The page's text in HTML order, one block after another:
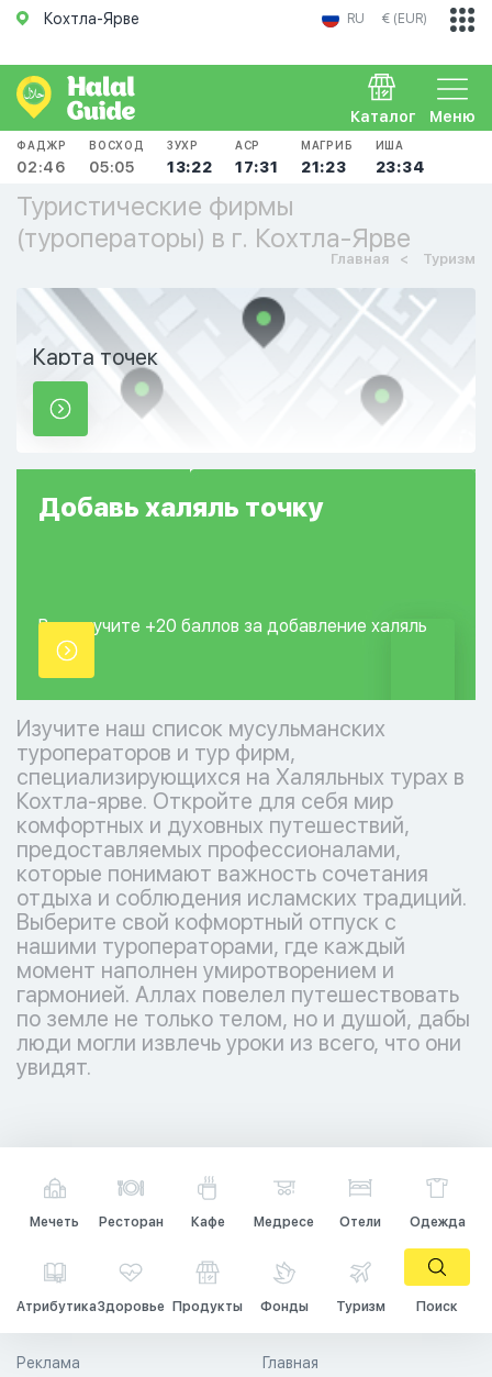
Кохтла-Ярве RU € (EUR)
Меню
Каталог
ФАДЖР
02:46
ВОСХОД
05:05
ЗУХР
13:22
АСР
17:31
МАГРИБ
21:23
ИША
23:34
Туристические фирмы
(туроператоры) в г. Кохтла-Ярве
Главная Туризм
Карта точек
Добавь халяль точку
Вы получите +20 баллов за добавление халяль
точки.
Изучите наш список мусульманских
туроператоров и тур фирм,
специализирующихся на Халяльных турах в
Кохтла-ярве. Откройте для себя мир
комфортных и духовных путешествий,
предоставляемых профессионалами,
которые понимают важность сочетания
отдыха и соблюдения исламских традиций.
Выберите свой кофмортный отпуск с
нашими туроператорами, где каждый
момент наполнен умиротворением и
гармонией. Аллах повелел путешествовать
по земле не только телом, но и душой, дабы
люди могли извлечь уроки из всего, что они
увидят.
Мечеть Ресторан Кафе Медресе Отели Одежда
АтрибутикаЗдоровье Продукты Фонды Туризм Поиск
Главная
Реклама